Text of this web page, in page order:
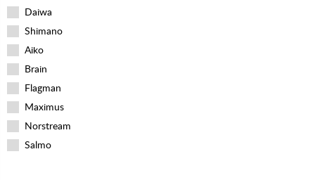
Daiwa
Shimano
Aiko
Brain
Flagman
Maximus
Norstream
Salmo